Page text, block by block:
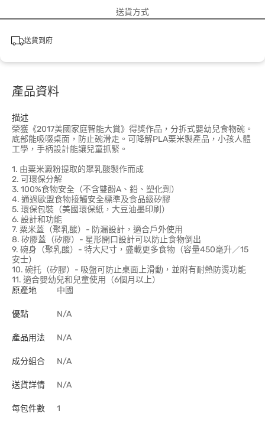
送貨方式
送貨到府
產品資料
描述
榮獲《2017美國家庭智能大賞》得獎作品，分拆式嬰幼兒食物碗。
底部能吸啜桌面，防止碗滑走。可降解PLA栗米製產品，小孩人體
工學，手柄設計能讓兒童抓緊。
1. 由粟米澱粉提取的聚乳酸製作而成
2. 可環保分解
3. 100%食物安全（不含雙酚A、鉛、塑化劑）
4. 通過歐盟食物接觸安全標準及食品級矽膠
5. 環保包裝（美國環保紙，大豆油墨印刷）
6. 設計和功能
7. 粟米蓋（聚乳酸）- 防漏設計，適合戶外使用
8. 矽膠蓋（矽膠）- 星形開口設計可以防止食物倒出
9. 碗身（聚乳酸）- 特大尺寸，盛載更多食物（容量450毫升／15
安士）
10. 碗托（矽膠）- 吸盤可防止桌面上滑動，並附有耐熱防燙功能
11. 適合嬰幼兒和兒童使用（6個月以上）
原產地
中國
優點 N/A
產品用法 N/A
成分組合 N/A
送貨詳情 N/A
每包件數 1